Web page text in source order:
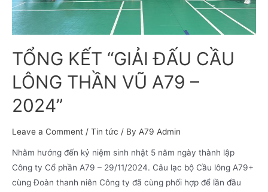
TỔNG KẾT “GIẢI ĐẤU CẦU
LÔNG THẦN VŨ A79 –
2024”
Leave a Comment / Tin tức / By A79 Admin
Nhằm hướng đến kỷ niệm sinh nhật 5 năm ngày thành lập
Công ty Cổ phần A79 – 29/11/2024. Câu lạc bộ Cầu lông A79+
cùng Đoàn thanh niên Công ty đã cùng phối hợp để lần đầu